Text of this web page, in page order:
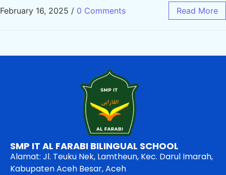
February 16, 2025 / 0 Comments Read More
SMP IT AL FARABI BILINGUAL SCHOOL
Alamat: Jl. Teuku Nek, Lamtheun, Kec. Darul Imarah,
Kabupaten Aceh Besar, Aceh